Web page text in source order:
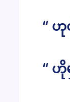
“ ဟု
“